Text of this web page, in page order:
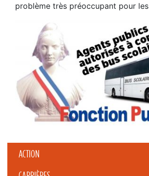
ACTION
problème très préoccupant pour les